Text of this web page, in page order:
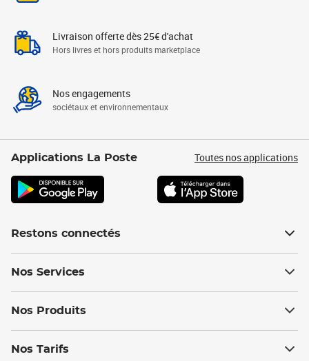
Livraison offerte dès 25€ d'achat
Hors livres et hors produits marketplace
Nos engagements
sociétaux et environnementaux
Applications La Poste Toutes nos applications
Restons connectés
Nos Services
Nos Produits
Nos Tarifs